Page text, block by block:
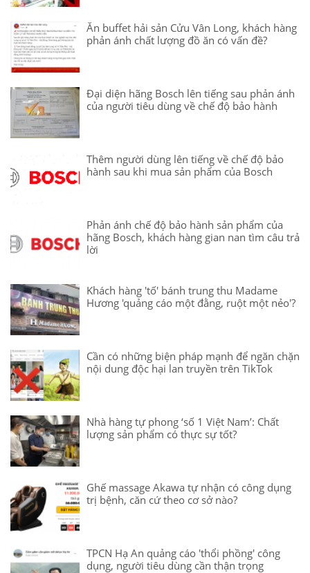
Ăn buffet hải sản Cửu Vân Long, khách hàng
phản ánh chất lượng đồ ăn có vấn đề?
Đại diện hãng Bosch lên tiếng sau phản ánh
của người tiêu dùng về chế độ bảo hành
Thêm người dùng lên tiếng về chế độ bảo
hành sau khi mua sản phẩm của Bosch
Phản ánh chế độ bảo hành sản phẩm của
hãng Bosch, khách hàng gian nan tìm câu trả
lời
Khách hàng 'tố' bánh trung thu Madame
Hương 'quảng cáo một đằng, ruột một nẻo'?
Cần có những biện pháp mạnh để ngăn chặn
nội dung độc hại lan truyền trên TikTok
Nhà hàng tự phong ‘số 1 Việt Nam’: Chất
lượng sản phẩm có thực sự tốt?
Ghế massage Akawa tự nhận có công dụng
trị bệnh, căn cứ theo cơ sở nào?
TPCN Hạ An quảng cáo 'thổi phồng' công
dụng, người tiêu dùng cần thận trọng